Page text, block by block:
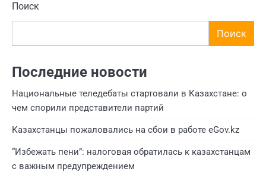
Поиск
Поиск
Последние новости
Национальные теледебаты стартовали в Казахстане: о
чем спорили представители партий
Казахстанцы пожаловались на сбои в работе eGov.kz
“Избежать пени”: налоговая обратилась к казахстанцам
с важным предупреждением